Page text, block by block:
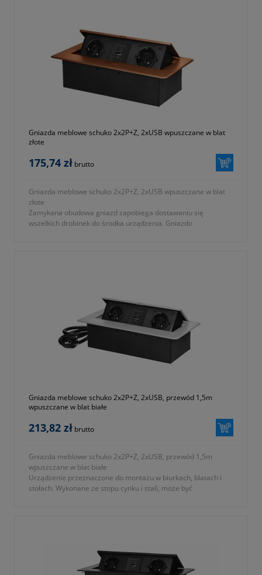
Gniazda meblowe schuko 2x2P+Z, 2xUSB wpuszczane w blat
złote
175,74 zł brutto
Gniazda meblowe schuko 2x2P+Z, 2xUSB wpuszczane w blat
złote
Zamykana obudowa gniazd zapobiega dostawaniu się
wszelkich drobinek do środka urządzenia. Gniazdo
Gniazda meblowe schuko 2x2P+Z, 2xUSB, przewód 1,5m
wpuszczane w blat białe
213,82 zł brutto
Gniazda meblowe schuko 2x2P+Z, 2xUSB, przewód 1,5m
wpuszczane w blat białe
Urządzenie przeznaczone do montażu w biurkach, blatach i
stołach. Wykonane ze stopu cynku i stali, może być